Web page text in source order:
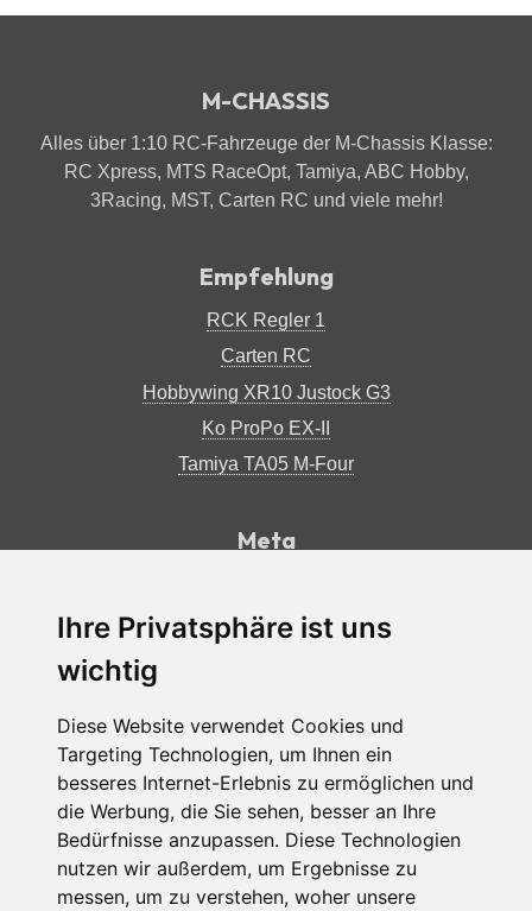
Ihre Privatsphäre ist uns
wichtig
Diese Website verwendet Cookies und
Targeting Technologien, um Ihnen ein
besseres Internet-Erlebnis zu ermöglichen und
die Werbung, die Sie sehen, besser an Ihre
Bedürfnisse anzupassen. Diese Technologien
nutzen wir außerdem, um Ergebnisse zu
messen, um zu verstehen, woher unsere
M-CHASSIS
Alles über 1:10 RC-Fahrzeuge der M-Chassis Klasse:
RC Xpress, MTS RaceOpt, Tamiya, ABC Hobby,
3Racing, MST, Carten RC und viele mehr!
Empfehlung
RCK Regler 1
Carten RC
Hobbywing XR10 Justock G3
Ko ProPo EX-II
Tamiya TA05 M-Four
Meta
Datenschutzerklärung
FacebookInstagram
Back
to
COPYRIGHT © 2026|M-CHASSIS.COM |